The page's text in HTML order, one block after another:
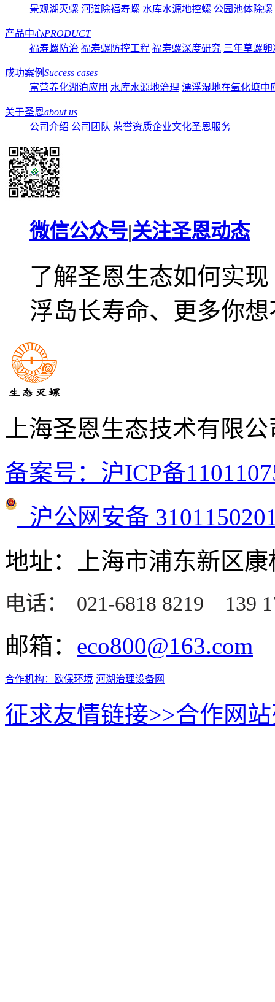
景观湖灭螺 河道除福寿螺 水库水源地控螺 公园池体除螺
产品中心PRODUCT
福寿螺防治 福寿螺防控工程 福寿螺深度研究 三年草螺卵
成功案例 Success cases
富营养化湖泊应用 水库水源地治理 漂浮湿地在氧化塘中
关于圣恩about us
公司介绍 公司团队 荣誉资质企业文化圣恩服务
微信公众号|关注圣恩动态
了解圣恩生态如何实现
浮岛长寿命、更多你
上海圣恩生态技术有限
备案号：沪ICP备
沪公网安备
地址：上海市浦东新区康
电话： 021-6818 8219 139
邮箱： eco800@163.com
合作机构： 欧保环境 河湖治理设备网
征求友情链接>>合作网